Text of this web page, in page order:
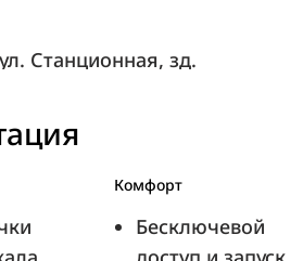
Станционная, зд.
д. 25
Комфорт
Бесключевой